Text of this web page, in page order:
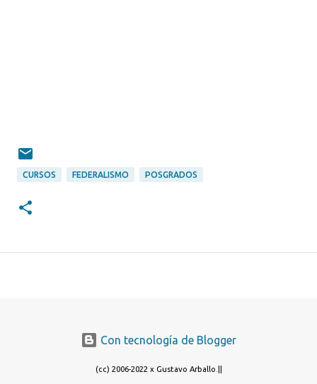
CURSOS FEDERALISMO POSGRADOS
Con tecnología de Blogger
(cc) 2006-2022 x Gustavo Arballo.||